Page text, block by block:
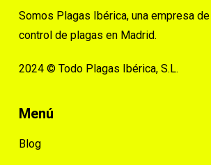
Somos Plagas Ibérica, una empresa
control de plagas en Madrid.
2024 © Todo Plagas Ibérica, S.L.
Menú
Blog